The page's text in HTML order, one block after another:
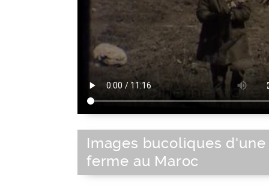
Images bucoliques d'une
ferme au Maroc